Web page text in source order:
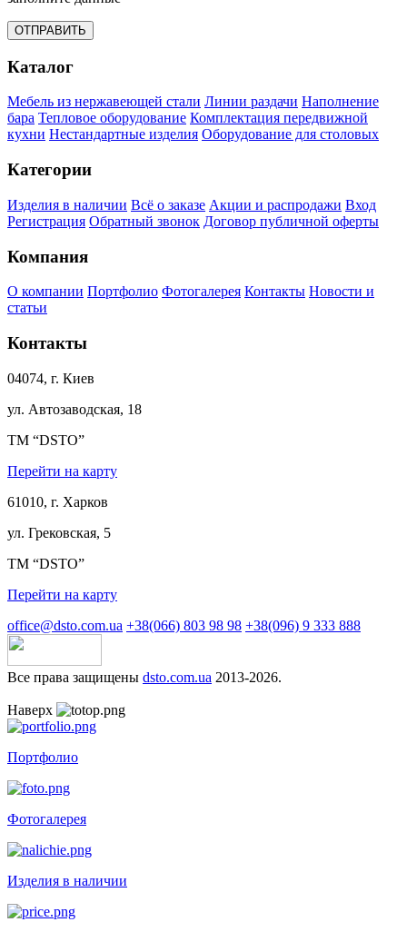
ОТПРАВИТЬ
Каталог
Мебель из нержавеющей стали Линии раздачи Наполнение
бара Тепловое оборудование Комплектация передвижной
кухни Нестандартные изделия Оборудование для столовых
Категории
Изделия в наличии Всё о заказе Акции и распродажи Вход
Регистрация Обратный звонок Договор публичной оферты
Компания
О компании Портфолио Фотогалерея Контакты Новости и
статьи
Контакты
04074, г. Киев
ул. Автозаводская, 18
ТМ “DSTO”
Перейти на карту
61010, г. Харков
ул. Грековская, 5
ТМ “DSTO”
Перейти на карту
office@dsto.com.ua +38(066) 803 98 98 +38(096) 9 333 888
Все права защищены dsto.com.ua 2013-2026.
Наверх
Портфолио
Фотогалерея
Изделия в наличии